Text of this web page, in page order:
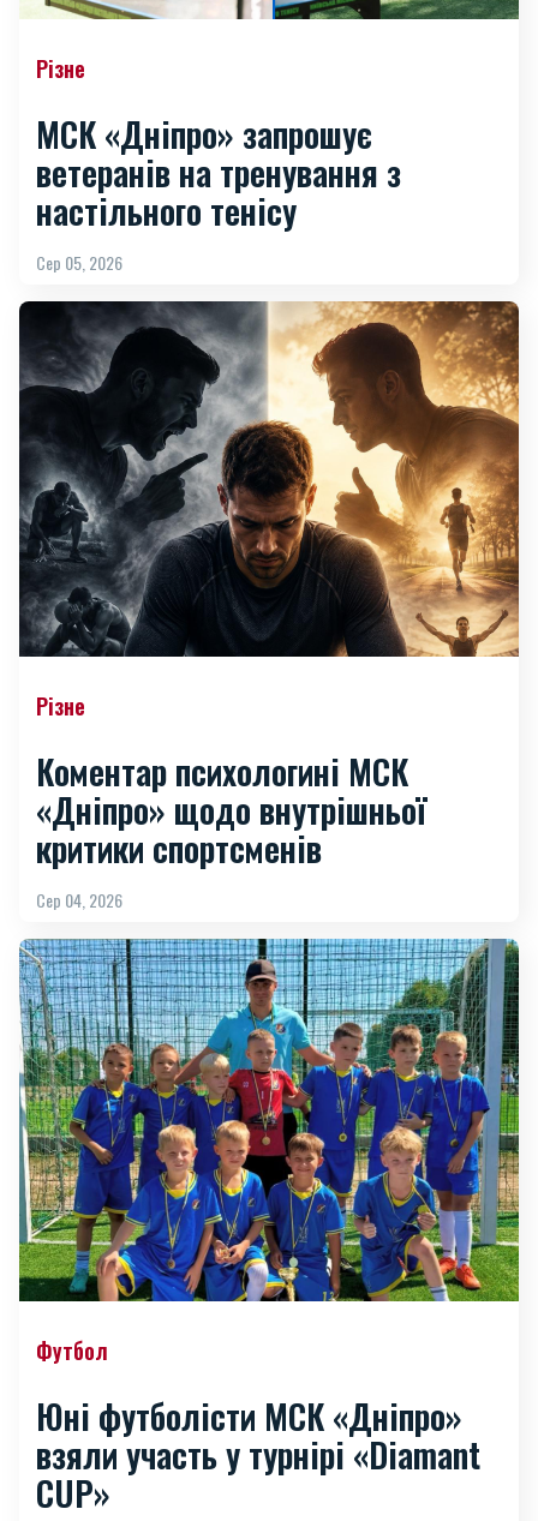
Різне
МСК «Дніпро» запрошує
ветеранів на тренування з
настільного тенісу
Сер 05, 2026
Різне
Коментар психологині МСК
«Дніпро» щодо внутрішньої
критики спортсменів
Сер 04, 2026
Футбол
Юні футболісти МСК «Дніпро»
взяли участь у турнірі «Diamant
CUP»